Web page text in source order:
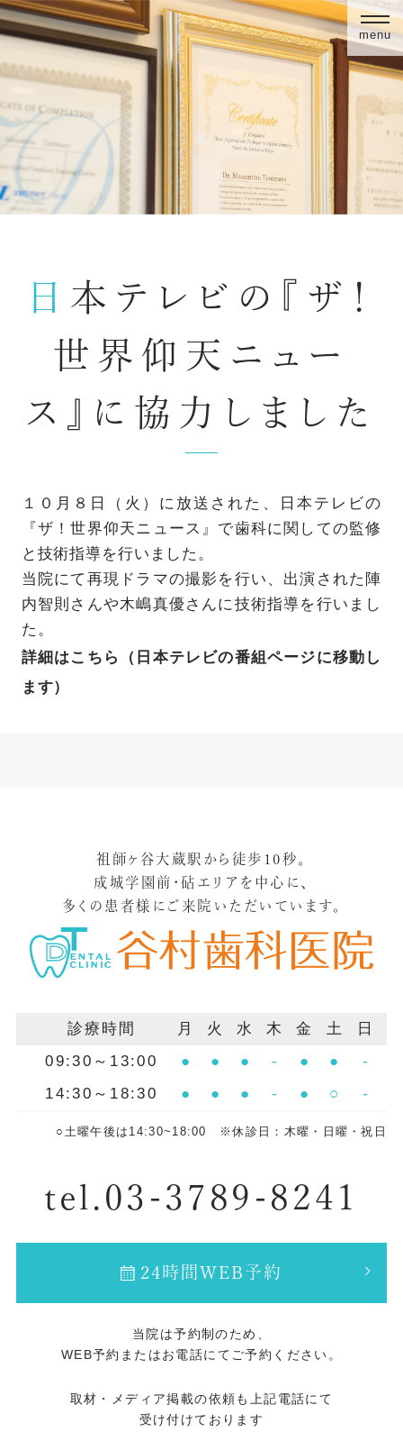
menu
日本テレビの『ザ！
世界仰天ニュー
ス』に協力しました
１０月８日（火）に放送された、日本テレビの
『ザ！世界仰天ニュース』で歯科に関しての監修
と技術指導を行いました。
当院にて再現ドラマの撮影を行い、出演された陣
内智則さんや木嶋真優さんに技術指導を行いまし
た。
詳細はこちら（日本テレビの番組ページに移動し
ます）
祖師ヶ谷大蔵駅から徒歩10秒。
成城学園前・砧エリアを中心に、
多くの患者様にご来院いただいています。
診療時間 月 火 水 木 金 土
日
09:30～13:00
● ● ● - ● ●
-
14:30～18:30
● ● ● - ● ○ -
○土曜午後は14:30~18:00 ※休診日：木曜・日曜・祝日
tel.03-3789-8241
24時間WEB予約
当院は予約制のため、
WEB予約またはお電話にてご予約ください。
取材・メディア掲載の依頼も上記電話にて
受け付けております